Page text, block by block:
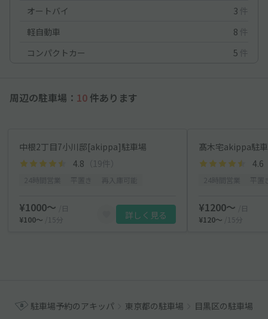
オートバイ
3 件
軽自動車
8 件
コンパクトカー
5 件
周辺の駐車場： 10 件あります
中根2丁目7小川邸[akippa]駐車場
4.8 （19件）
¥1000〜
/日
¥100〜
/15分 詳しく見る
髙木宅akippa駐
4.6
¥1200〜
/日
¥120〜
/15分
駐車場予約のアキッパ 東京都の駐車場 目黒区の駐車場